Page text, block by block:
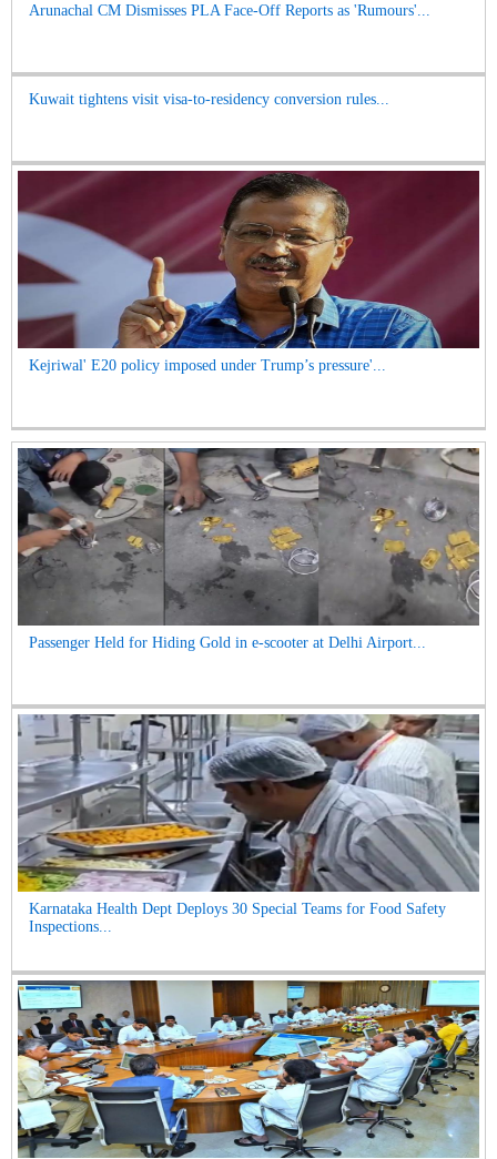
Arunachal CM Dismisses PLA Face-Off Reports as 'Rumours'...
Kuwait tightens visit visa-to-residency conversion rules...
Kejriwal' E20 policy imposed under Trump’s pressure'...
Passenger Held for Hiding Gold in e-scooter at Delhi Airport...
Karnataka Health Dept Deploys 30 Special Teams for Food Safety
Inspections...